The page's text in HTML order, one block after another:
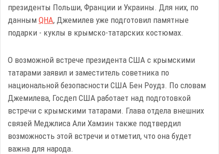
президенты Польши, Франции и Украины. Для них, по
данным QHA, Джемилев уже подготовил памятные
подарки - куклы в крымско-татарских костюмах.
О возможной встрече президента США с крымскими
татарами заявил и заместитель советника по
национальной безопасности США Бен Роудз. По словам
Джемилева, Госдеп США работает над подготовкой
встречи с крымскими татарами. Глава отдела внешних
связей Меджлиса Али Хамзин также подтвердил
возможность этой встречи и отметил, что она будет
важна для народа.